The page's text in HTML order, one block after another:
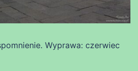
Wyprawa: czerwiec